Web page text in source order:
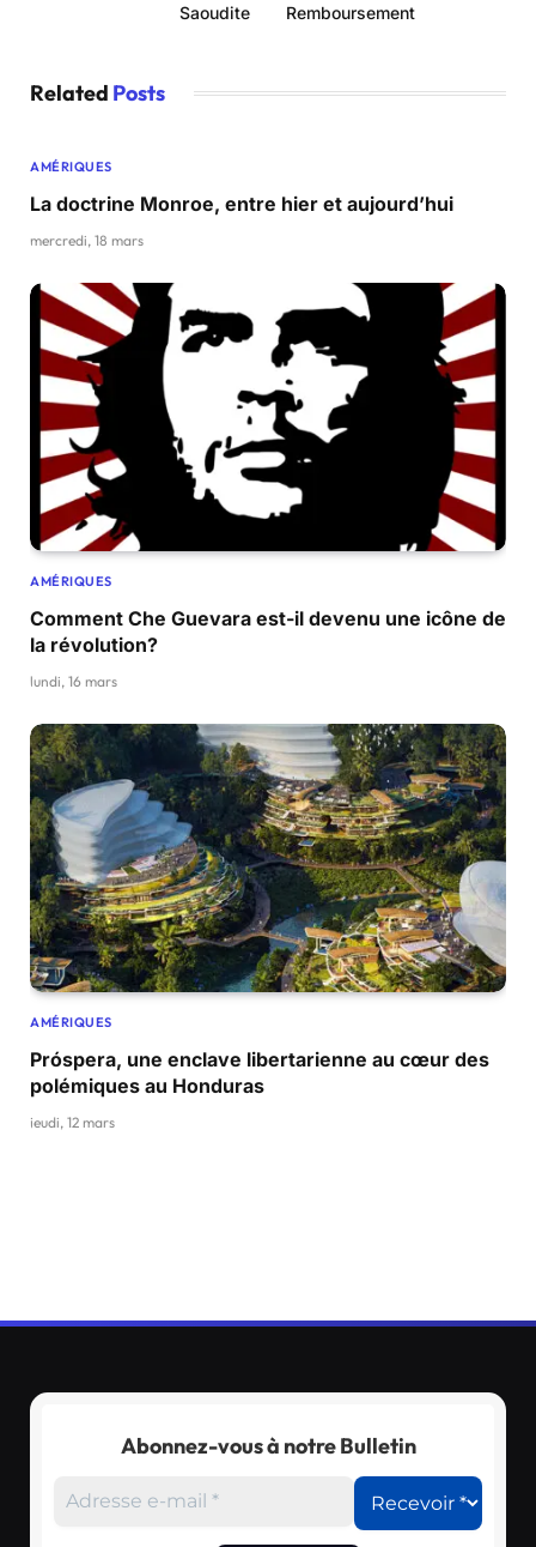
Saoudite
Remboursement
Related Posts
AMÉRIQUES
La doctrine Monroe, entre hier et aujourd’hui
mercredi, 18 mars
AMÉRIQUES
Comment Che Guevara est-il devenu une icône de
la révolution?
lundi, 16 mars
AMÉRIQUES
Próspera, une enclave libertarienne au cœur des
polémiques au Honduras
jeudi, 12 mars
Abonnez-vous à notre Bulletin